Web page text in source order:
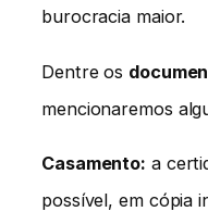
burocracia maior.
Dentre os
mencionaremos
Casamento: a
possível, em cópia